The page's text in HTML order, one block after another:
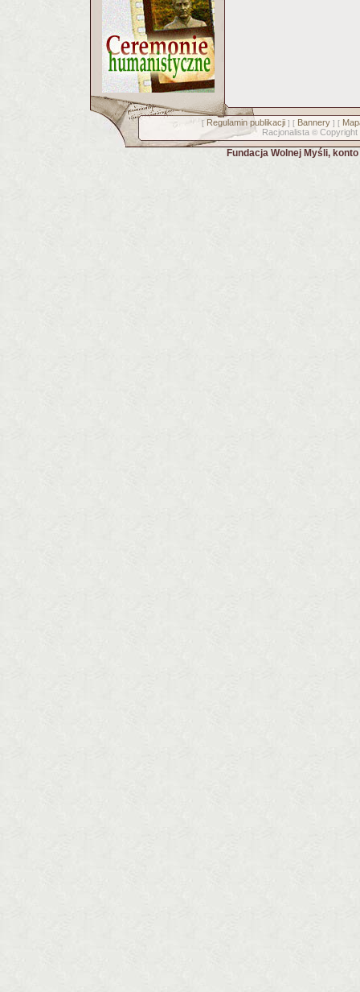
[ Regulamin publikacji] [ Bannery] [
Racjonalista © Copyright
Fundacja Wolnej Myśli,